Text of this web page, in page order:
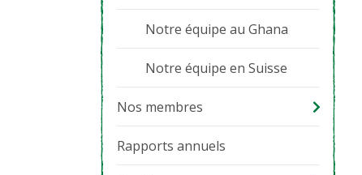
Notre équipe au Ghana
Notre équipe en Suisse
Nos membres
Rapports annuels